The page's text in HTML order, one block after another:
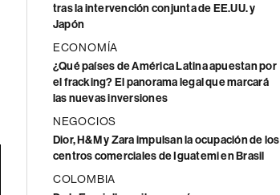
tras la intervención conjunta de EE.UU. y
Japón
ECONOMÍA
¿Qué países de América Latina apuestan por
el fracking? El panorama legal que marcará
las nuevas inversiones
NEGOCIOS
Dior, H&M y Zara impulsan la ocupación de los
centros comerciales de Iguatemi en Brasil
COLOMBIA